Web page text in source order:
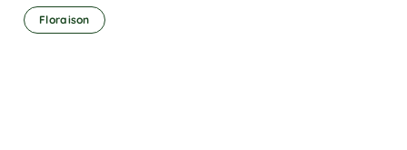
Floraison